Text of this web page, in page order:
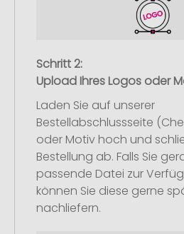
Schritt 2:
Upload Ihres Logos oder
Laden Sie auf unserer
Bestellabschlussseite
oder Motiv hoch und
Bestellung ab. Falls Sie
passende Datei zur
können Sie diese gerne
nachliefern.